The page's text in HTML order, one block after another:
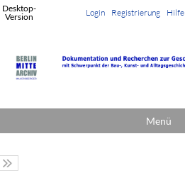
Desktop-
Version
Login Registrierung Hilfe
Menü